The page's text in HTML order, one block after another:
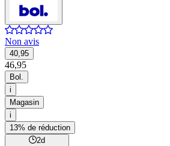
Non avis
40,95
46,95
Bol.
i
Magasin
i
13% de réduction
2d